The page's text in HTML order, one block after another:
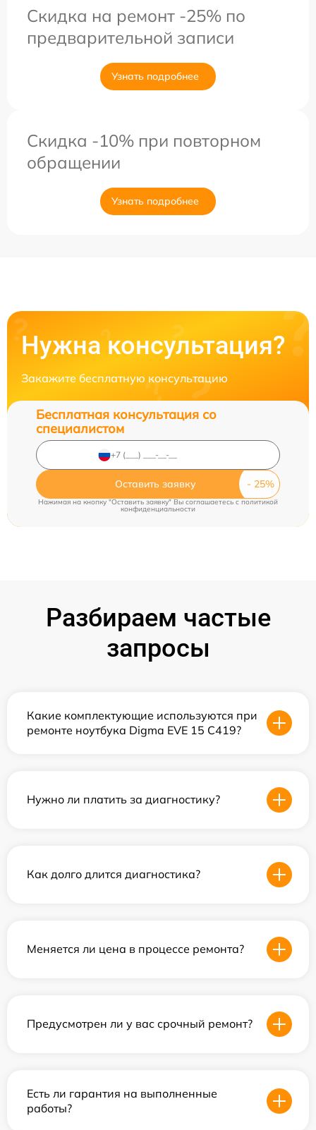
Скидка на ремонт -25% по
предварительной записи
Узнать подробнее
Скидка -10% при повторном
обращении
Узнать подробнее
Нужна консультация?
Закажите бесплатную консультацию
Бесплатная консультация со
специалистом
Оставить заявку
Нажимая на кнопку "Оставить заявку" Вы соглашаетесь cполитикой
конфиденциальности
Разбираем частые
запросы
Какие комплектующие используются при
ремонте ноутбука Digma EVE 15 C419?
Нужно ли платить за диагностику?
Как долго длится диагностика?
Меняется ли цена в процессе ремонта?
Предусмотрен ли у вас срочный ремонт?
Есть ли гарантия на выполненные
работы?